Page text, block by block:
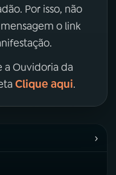
Por isso, não
o link
a Ouvidoria da
Clique aqui.
›